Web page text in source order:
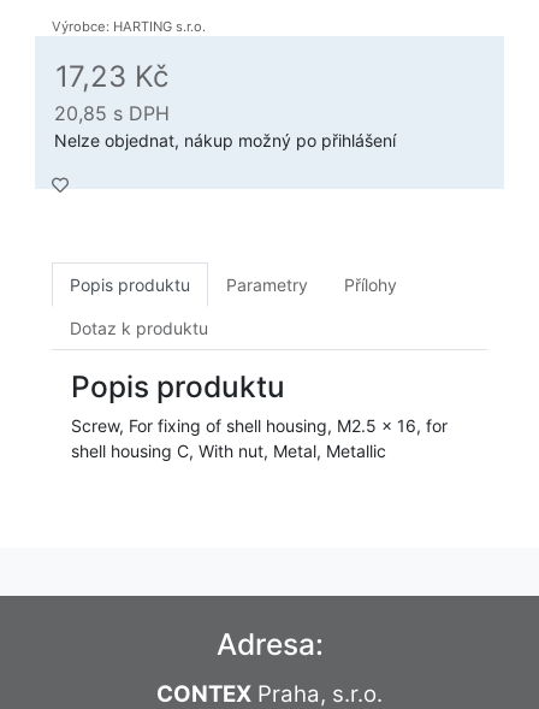
Výrobce: HARTING s.r.o.
17,23 Kč
20,85 s DPH
Nelze objednat, nákup možný po přihlášení
Popis produktu Parametry Přílohy
Dotaz k produktu
Popis produktu
Screw, For fixing of shell housing, M2.5 x 16, for
shell housing C, With nut, Metal, Metallic
Adresa:
CONTEX Praha, s.r.o.